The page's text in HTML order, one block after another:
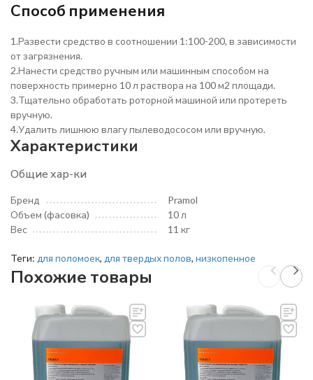
Способ применения
1.Развести средство в соотношении 1:100-200, в зависимости
от загрязнения.
2.Нанести средство ручным или машинным способом на
поверхность примерно 10 л раствора на 100 м2 площади.
3.Тщательно обработать роторной машиной или протереть
вручную.
4.Удалить лишнюю влагу пылеводососом или вручную.
Характеристики
Общие хар-ки
Бренд
Pramol
Объем (фасовка)
10 л
Вес
11 кг
Теги: для поломоек, для твердых полов, низкопенное
Похожие товары